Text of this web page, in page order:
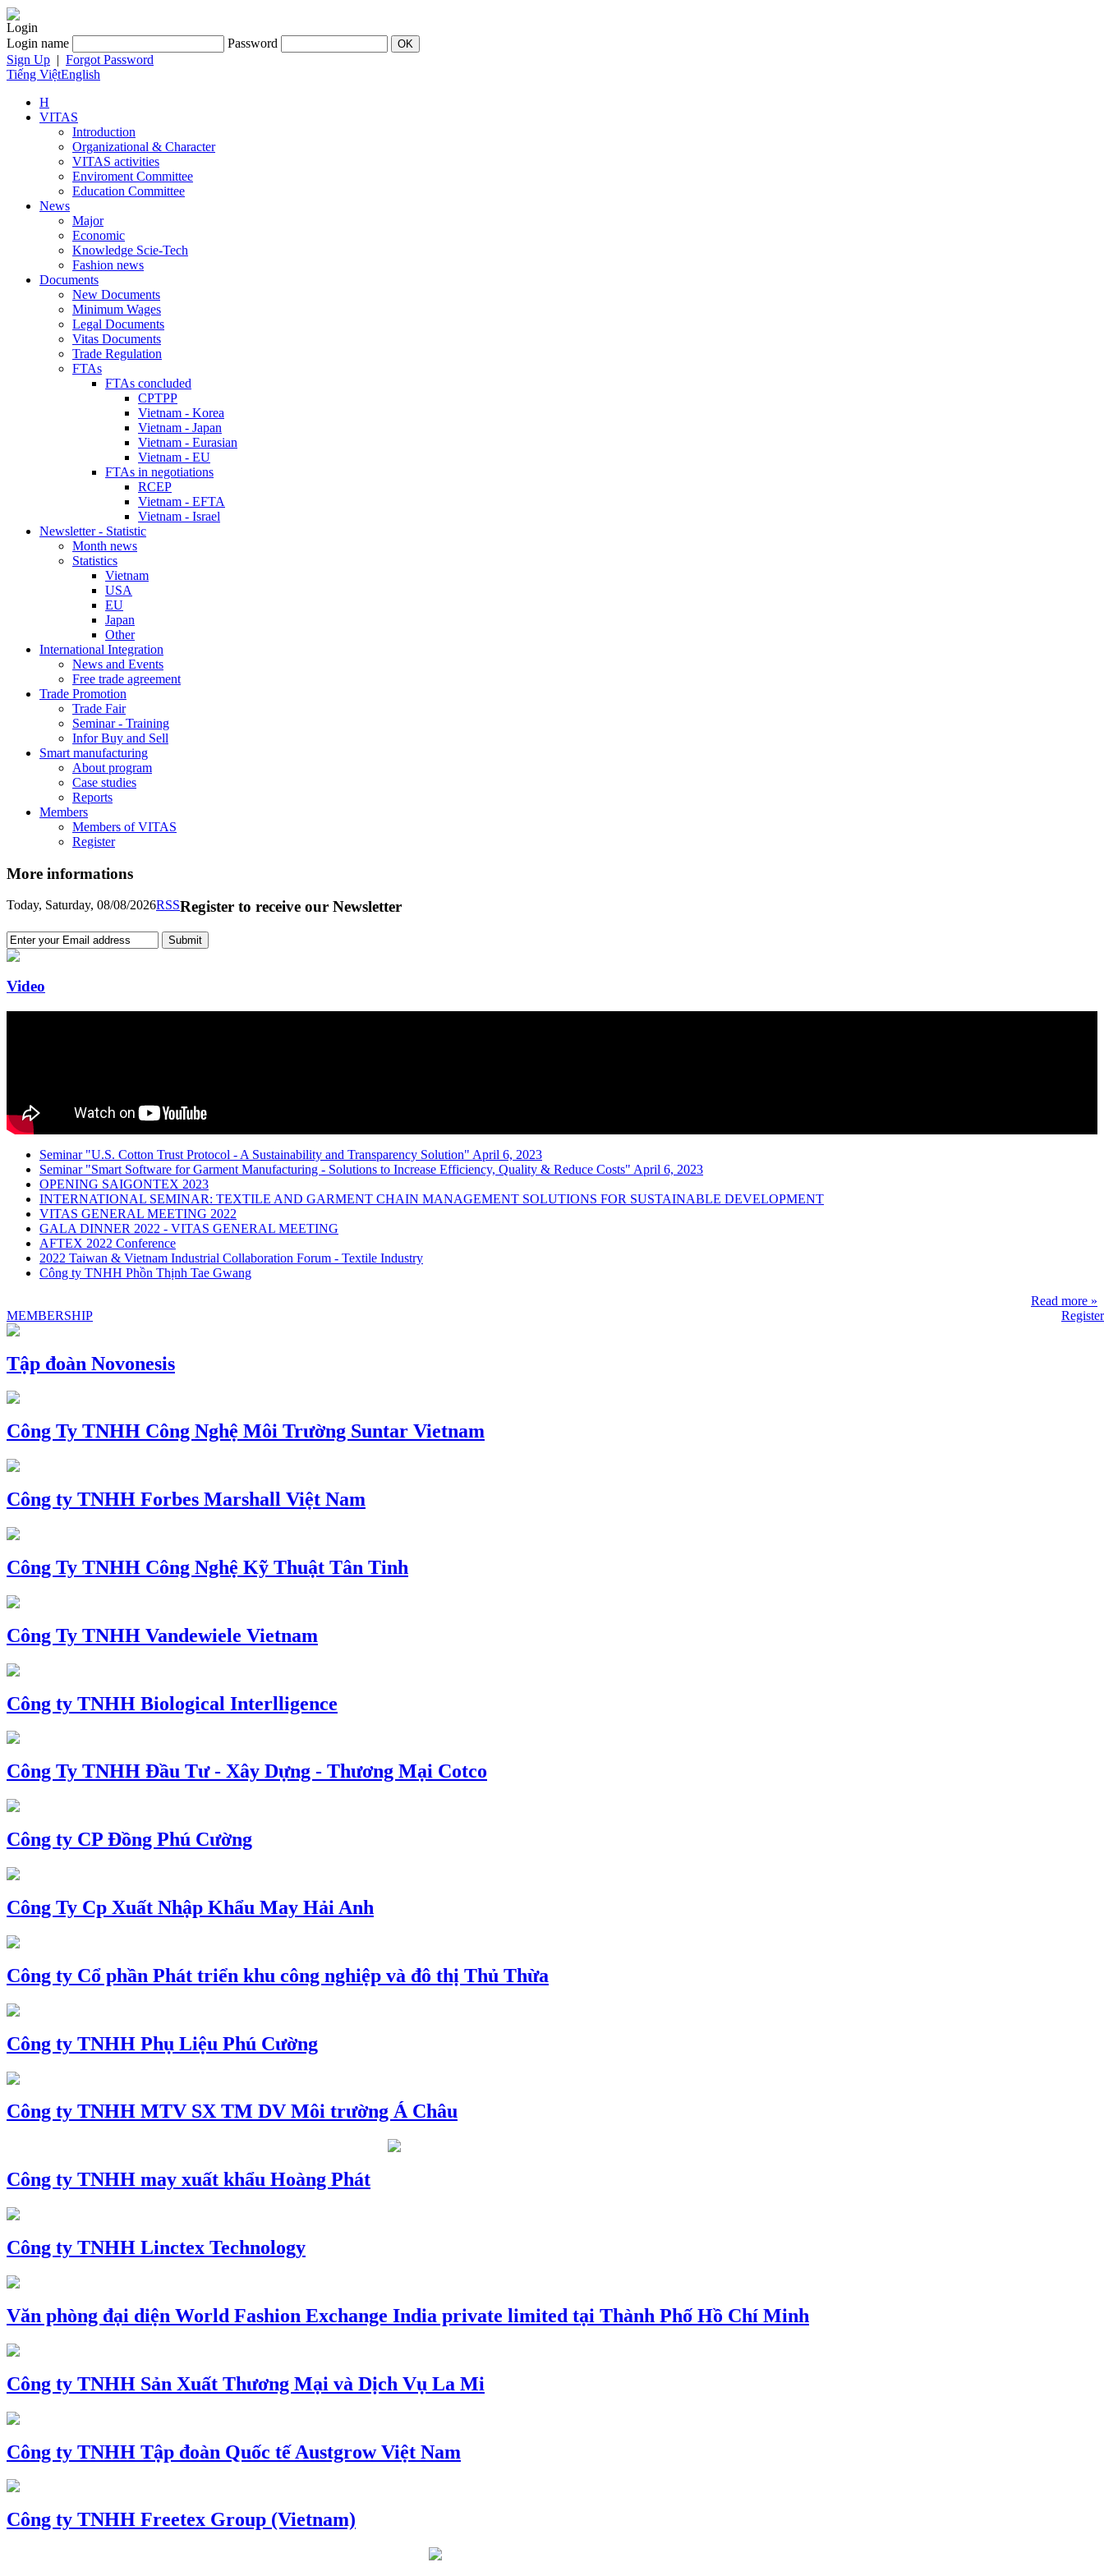
Login
Login name
Password
Sign Up | Forgot Password
Tiếng ViệtEnglish
H
VITAS
Introduction
Organizational & Character
VITAS activities
Enviroment Committee
Education Committee
News
Major
Economic
Knowledge Scie-Tech
Fashion news
Documents
New Documents
Minimum Wages
Legal Documents
Vitas Documents
Trade Regulation
FTAs
FTAs concluded
CPTPP
Vietnam - Korea
Vietnam - Japan
Vietnam - Eurasian
Vietnam - EU
FTAs in negotiations
RCEP
Vietnam - EFTA
Vietnam - Israel
Newsletter - Statistic
Month news
Statistics
Vietnam
USA
EU
Japan
Other
International Integration
News and Events
Free trade agreement
Trade Promotion
Trade Fair
Seminar - Training
Infor Buy and Sell
Smart manufacturing
About program
Case studies
Reports
Members
Members of VITAS
Register
More informations
Today, Saturday, 08/08/2026RSSRegister to receive our Newsletter
Video
Seminar "U.S. Cotton Trust Protocol - A Sustainability and Transparency Solution" April 6, 2023
Seminar "Smart Software for Garment Manufacturing - Solutions to Increase Efficiency, Quality & Reduce Costs" April 6, 2023
OPENING SAIGONTEX 2023
INTERNATIONAL SEMINAR: TEXTILE AND GARMENT CHAIN MANAGEMENT SOLUTIONS FOR SUSTAINABLE DEVELOPMENT
VITAS GENERAL MEETING 2022
GALA DINNER 2022 - VITAS GENERAL MEETING
AFTEX 2022 Conference
2022 Taiwan & Vietnam Industrial Collaboration Forum - Textile Industry
Công ty TNHH Phồn Thịnh Tae Gwang
Read more »
MEMBERSHIP
Register
Tập đoàn Novonesis
Công Ty TNHH Công Nghệ Môi Trường Suntar Vietnam
Công ty TNHH Forbes Marshall Việt Nam
Công Ty TNHH Công Nghệ Kỹ Thuật Tân Tinh
Công Ty TNHH Vandewiele Vietnam
Công ty TNHH Biological Interlligence
Công Ty TNHH Đầu Tư - Xây Dựng - Thương Mại Cotco
Công ty CP Đồng Phú Cường
Công Ty Cp Xuất Nhập Khẩu May Hải Anh
Công ty Cổ phần Phát triển khu công nghiệp và đô thị Thủ Thừa
Công ty TNHH Phụ Liệu Phú Cường
Công ty TNHH MTV SX TM DV Môi trường Á Châu
Công ty TNHH may xuất khẩu Hoàng Phát
Công ty TNHH Linctex Technology
Văn phòng đại diện World Fashion Exchange India private limited tại Thành Phố Hồ Chí Minh
Công ty TNHH Sản Xuất Thương Mại và Dịch Vụ La Mi
Công ty TNHH Tập đoàn Quốc tế Austgrow Việt Nam
Công ty TNHH Freetex Group (Vietnam)